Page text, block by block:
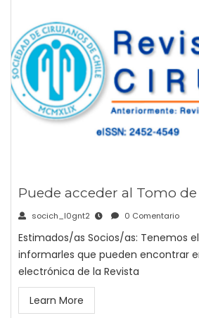
Puede acceder al Tomo de
socich_l0gnt2 0 Comentario
Estimados/as Socios/as: Tenemos
informarles que pueden encontrar
electrónica de la Revista
Learn More